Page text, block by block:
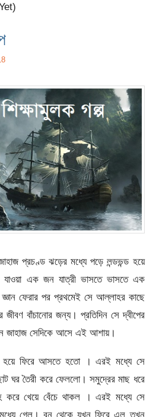
প্রচণ্ড ঝড়ের মধ্যে পড়ে লন্ডভন্ড হয়ে
যাওয়া এক জন যাত্রী ভাসতে ভাসতে এক
ফেরার পর প্রথমেই সে আল্লাহর কাছে
জীবণ বাঁচানোর জন্য। প্রতিদিন সে দ্বীপের
জাহাজ সেদিকে আসে এই আশায়।
হয়ে ফিরে আসতে হতো । এরই মধ্যে সে
ঘর তৈরী করে ফেললো। সমুদ্রের মাছ ধরে
খেয়ে বেঁচে থাকল । এরই মধ্যে সে
মধ্যে গেল। বন থেকে যখন ফিরে এল তখন